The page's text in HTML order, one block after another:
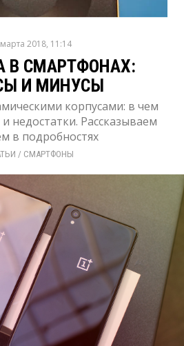
2018, 11:14
В СМАРТФОНАХ:
И МИНУСЫ
корпусами: в чем
недостатки. Рассказываем
в подробностях
/ СМАРТФОНЫ